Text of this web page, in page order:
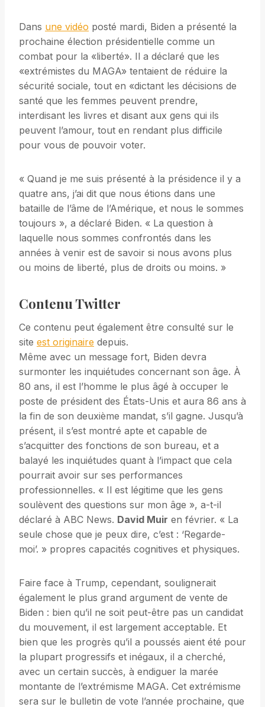
Dans une vidéo posté mardi, Biden a présenté la
prochaine élection présidentielle comme un
combat pour la «liberté». Il a déclaré que les
«extrémistes du MAGA» tentaient de réduire la
sécurité sociale, tout en «dictant les décisions de
santé que les femmes peuvent prendre,
interdisant les livres et disant aux gens qui ils
peuvent l’amour, tout en rendant plus difficile
pour vous de pouvoir voter.
« Quand je me suis présenté à la présidence il y a
quatre ans, j’ai dit que nous étions dans une
bataille de l’âme de l’Amérique, et nous le sommes
toujours », a déclaré Biden. « La question à
laquelle nous sommes confrontés dans les
années à venir est de savoir si nous avons plus
ou moins de liberté, plus de droits ou moins. »
Contenu Twitter
Ce contenu peut également être consulté sur le
site est originaire depuis.
Même avec un message fort, Biden devra
surmonter les inquiétudes concernant son âge. À
80 ans, il est l’homme le plus âgé à occuper le
poste de président des États-Unis et aura 86 ans à
la fin de son deuxième mandat, s’il gagne. Jusqu’à
présent, il s’est montré apte et capable de
s’acquitter des fonctions de son bureau, et a
balayé les inquiétudes quant à l’impact que cela
pourrait avoir sur ses performances
professionnelles. « Il est légitime que les gens
soulèvent des questions sur mon âge », a-t-il
déclaré à ABC News. David Muir en février. « La
seule chose que je peux dire, c’est : ‘Regarde-
moi’. » propres capacités cognitives et physiques.
Faire face à Trump, cependant, soulignerait
également le plus grand argument de vente de
Biden : bien qu’il ne soit peut-être pas un candidat
du mouvement, il est largement acceptable. Et
bien que les progrès qu’il a poussés aient été pour
la plupart progressifs et inégaux, il a cherché,
avec un certain succès, à endiguer la marée
montante de l’extrémisme MAGA. Cet extrémisme
sera sur le bulletin de vote l’année prochaine, que